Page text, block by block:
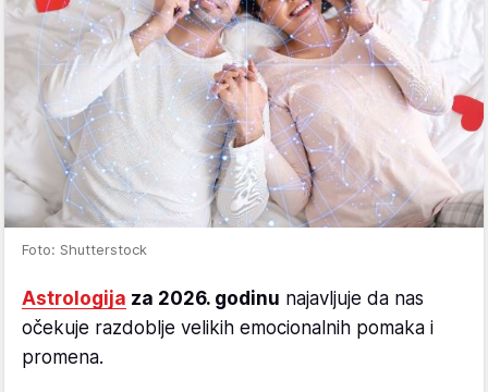
Foto: Shutterstock
Astrologija za 2026. godinu najavljuje da nas
očekuje razdoblje velikih emocionalnih pomaka i
promena.